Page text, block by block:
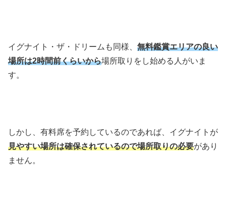
イグナイト・ザ・ドリームも同様、 無料鑑賞エリアの良い
場所は2時間前くらいから場所取りをし始める人がいま
す。
しかし、有料席を予約しているのであれば、イグナイトが
見やすい場所は確保されているので場所取りの必要があり
ません。